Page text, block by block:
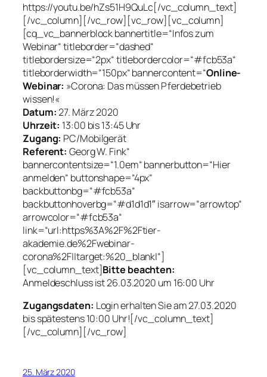
https://youtu.be/hZs51H9QuLc[/vc_column_text]
[/vc_column][/vc_row][vc_row][vc_column]
[cq_vc_bannerblock bannertitle=“Infos zum
Webinar“ titleborder=“dashed“
titlebordersize=“2px“ titlebordercolor=“#fcb53a“
titleborderwidth=“150px“ bannercontent=“Online-
Webinar: »Corona: Das müssen Pferdebetrieb
wissen!«
Datum:27. März 2020
Uhrzeit: 13:00 bis 13:45 Uhr
Zugang: PC/Mobilgerät
Referent: Georg W. Fink“
bannercontentsize=“1.0em“ bannerbutton=“Hier
anmelden“ buttonshape=“4px“
backbuttonbg=“#fcb53a“
backbuttonhoverbg=“#d1d1d1″ isarrow=“arrowtop“
arrowcolor=“#fcb53a“
link=“url:https%3A%2F%2Ftier-
akademie.de%2Fwebinar-
corona%2F||target:%20_blank|“]
[vc_column_text]Bitte beachten:
Anmeldeschluss ist 26.03.2020 um 16:00 Uhr
Zugangsdaten: Login erhalten Sie am 27.03.2020
bis spätestens 10:00 Uhr![/vc_column_text]
[/vc_column][/vc_row]
25. März 2020